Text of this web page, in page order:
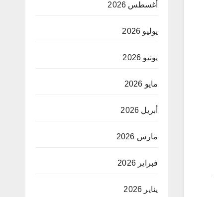
أغسطس 2026
يوليو 2026
يونيو 2026
مايو 2026
أبريل 2026
مارس 2026
فبراير 2026
يناير 2026